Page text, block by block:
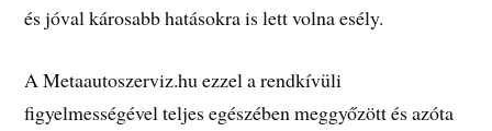
és jóval károsabb hatásokra is lett volna esély.
A Metaautoszerviz.hu ezzel a rendkívüli
figyelmességével teljes egészében meggyőzött és azóta